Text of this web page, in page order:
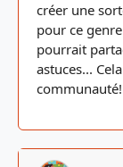
créer une
pour ce
pourrait
astuces...